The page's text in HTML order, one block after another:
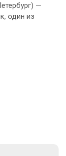
—
один из